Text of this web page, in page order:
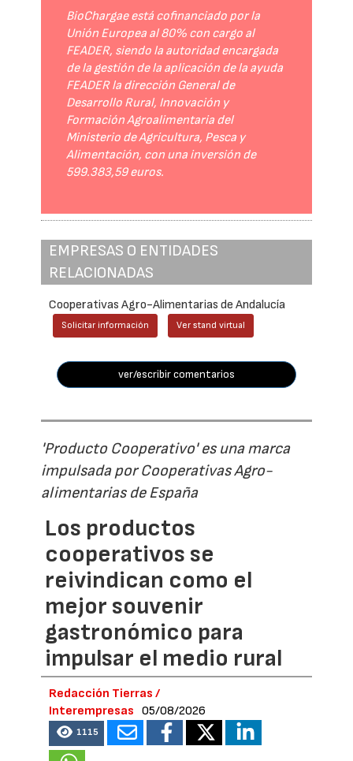
BioChargae está cofinanciado por la
Unión Europea al 80% con cargo al
FEADER, siendo la autoridad encargada
de la gestión de la aplicación de la ayuda
FEADER la dirección General de
Desarrollo Rural, Innovación y
Formación Agroalimentaria del
Ministerio de Agricultura, Pesca y
Alimentación, con una inversión de
599.383,59 euros.
EMPRESAS O ENTIDADES
RELACIONADAS
Cooperativas Agro-Alimentarias de Andalucía
Solicitar información Ver stand virtual
ver/escribir comentarios
'Producto Cooperativo' es una marca
impulsada por Cooperativas Agro-
alimentarias de España
Los productos
cooperativos se
reivindican como el
mejor souvenir
gastronómico para
impulsar el medio rural
Redacción Tierras /
Interempresas
05/08/2026
1115